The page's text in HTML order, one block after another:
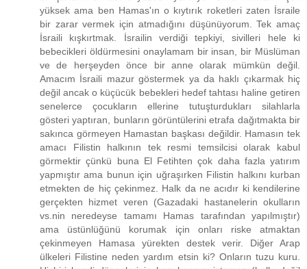
yüksek ama ben Hamas'ın o kıytırık roketleri zaten İsraile
bir zarar vermek için atmadığını düşünüyorum. Tek amaç
İsraili kışkırtmak. İsrailin verdiği tepkiyi, sivilleri hele ki
bebecikleri öldürmesini onaylamam bir insan, bir Müslüman
ve de herşeyden önce bir anne olarak mümkün değil.
Amacım İsraili mazur göstermek ya da haklı çıkarmak hiç
değil ancak o küçücük bebekleri hedef tahtası haline getiren
senelerce çocukların ellerine tutuşturdukları silahlarla
gösteri yaptıran, bunların görüntülerini etrafa dağıtmakta bir
sakınca görmeyen Hamastan başkası değildir. Hamasın tek
amacı Filistin halkının tek resmi temsilcisi olarak kabul
görmektir çünkü buna El Fetihten çok daha fazla yatırım
yapmıştır ama bunun için uğraşırken Filistin halkını kurban
etmekten de hiç çekinmez. Halk da ne acıdır ki kendilerine
gerçekten hizmet veren (Gazadaki hastanelerin okulların
vs.nin neredeyse tamamı Hamas tarafından yapılmıştır)
ama üstünlüğünü korumak için onları riske atmaktan
çekinmeyen Hamasa yürekten destek verir. Diğer Arap
ülkeleri Filistine neden yardım etsin ki? Onların tuzu kuru.